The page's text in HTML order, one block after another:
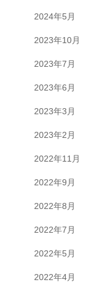
2024年5月
2023年10月
2023年7月
2023年6月
2023年3月
2023年2月
2022年11月
2022年9月
2022年8月
2022年7月
2022年5月
2022年4月